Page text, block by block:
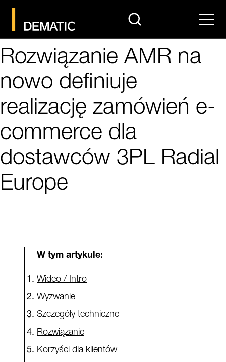
search Menu
Rozwiązanie AMR na
nowo definiuje
realizację zamówień e-
commerce dla
dostawców 3PL Radial
Europe
W tym artykule:
Wideo / Intro
Wyzwanie
Szczegóły techniczne
Rozwiązanie
Korzyści dla klientów